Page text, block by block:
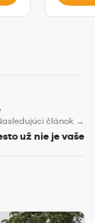
článok →
už nie je vaše